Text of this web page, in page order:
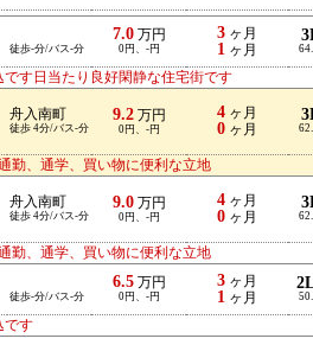
徒歩-分/バス-分
7.0万円
0円、-円
3 ヶ月
1 ヶ月
す日当たり良好閑静な住宅街です
舟入南町
徒歩 4分/バス-分
9.2万円
0円、-円
4 ヶ月
0 ヶ月
勤、通学、買い物に便利な立地
舟入南町
徒歩 4分/バス-分
9.0万円
0円、-円
4 ヶ月
0 ヶ月
勤、通学、買い物に便利な立地
徒歩-分/バス-分
6.5万円
0円、-円
3 ヶ月
1 ヶ月
です